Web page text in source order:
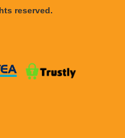
reserved.